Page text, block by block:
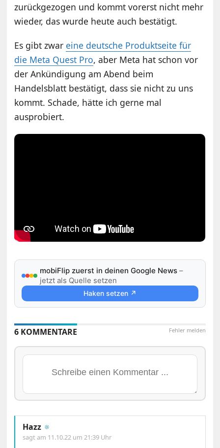
zurückgezogen und kommt vorerst nicht mehr
wieder, das wurde heute auch bestätigt.
Es gibt zwar eine deutsche Produktseite für
die Meta Quest Pro, aber Meta hat schon vor
der Ankündigung am Abend beim
Handelsblatt bestätigt, dass sie nicht zu uns
kommt. Schade, hätte ich gerne mal
ausprobiert.
mobiFlip zuerst in deinen Google News –
jetzt als Quelle setzen
Haken setzen ↗
Fehler melden
6 KOMMENTARE
Hazz 🔅
sagt am 11.10.22 um 21:39 Uhr